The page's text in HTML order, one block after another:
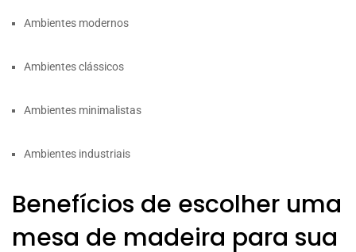
Ambientes modernos
Ambientes clássicos
Ambientes minimalistas
Ambientes industriais
Benefícios de escolher uma
mesa de madeira para sua